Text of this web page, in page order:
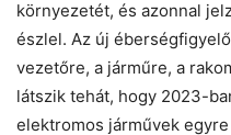
környezetét, és azonnal
észlel. Az új
vezetőre, a járműre, a
látszik tehát, hogy 2023-
elektromos járművek